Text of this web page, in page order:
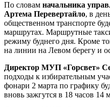
По словам начальника
Артема Перевертайло, в
общественном транспорте
маршрутах. Маршрутные
режиму буднего дня. Кроме
на линии на Левом берегу и
Директор МУП «Горсвет»
подходы к избирательным
фонари 2 марта по графику
вновь зажгутся в 18 часов 14